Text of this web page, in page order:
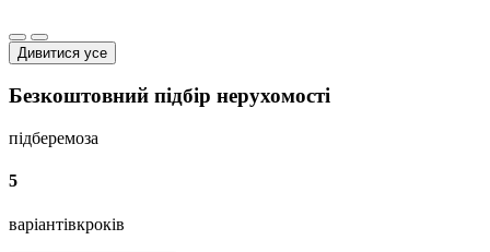
Дивитися усе
Безкоштовний підбір нерухомості
підберемоза
5
варіантівкроків